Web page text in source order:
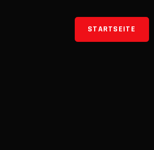
STARTSEITE